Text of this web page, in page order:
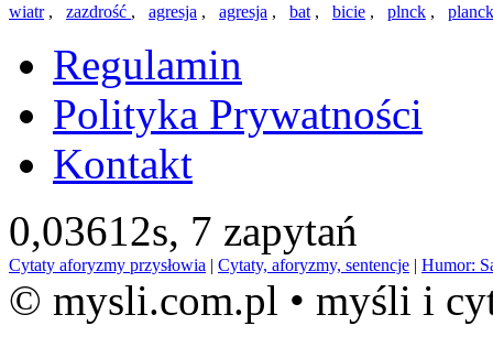
wiatr, zazdrość , agresja , agresja , bat , bicie , plnck , planck
Regulamin
Polityka Prywatności
Kontakt
0,03612s, 7 zapytań
Cytaty aforyzmy przysłowia | Cytaty, aforyzmy, sentencje | Humor:
© mysli.com.pl • myśli i